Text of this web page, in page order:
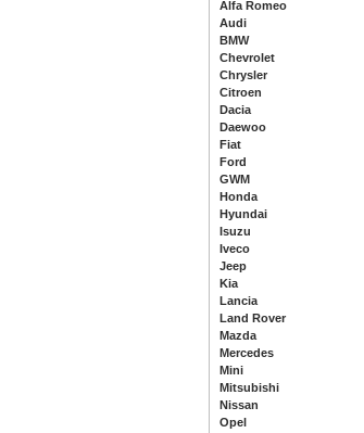
Alfa Romeo
Audi
BMW
Chevrolet
Chrysler
Citroen
Dacia
Daewoo
Fiat
Ford
GWM
Honda
Hyundai
Isuzu
Iveco
Jeep
Kia
Lancia
Land Rover
Mazda
Mercedes
Mini
Mitsubishi
Nissan
Opel